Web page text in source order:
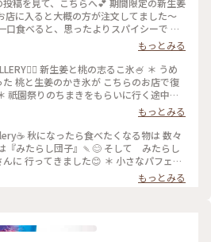
店に入ると大概の方が注文してました〜
口食べると、思ったよりスパイシーで 生
い広がります🥰 氷で生姜…はじめて…！
進めると下には、こし餡！ だから、し
頼んだ時は、何でだろうと思ったけど、な
後も、山鉾巡りなので、あっという間に
に食べるかき氷🍧、魅力的ですよね✨✨
もっとみる
新生姜と桃の志るこ氷🍧 ＊ うめ
桃と生姜のかき氷が こちらのお店で復
祇園祭りのちまきをもらいに行く途中に
かな？と 考えながら前を通ったら桃氷
スルーできませんでした😆 ＊ ぴりりとく
が すごいアクセントになって🫚 合間合間
ライスを いただきます🍑 ちょっと見え
もっちり白玉と そしてこし餡が入ってい
るこ氷としていただきました😊 ＊ 人気か
後の一杯だったようで 注文したあとにす
ャラリーでは風鈴展が🎐 陶器のブルーの
もっとみる
秋になったら食べたくなる物は 数々
『みたらし団子』🍡😊 そして みたらし
に 行ってきました😊 ＊ 小さなパフェと
🩷 この小さなパフェのセットが復活し
ェにはわらび餅と小さな抹茶アイスとク
たらし団子はやっぱり 美味しかったで
もっとみる